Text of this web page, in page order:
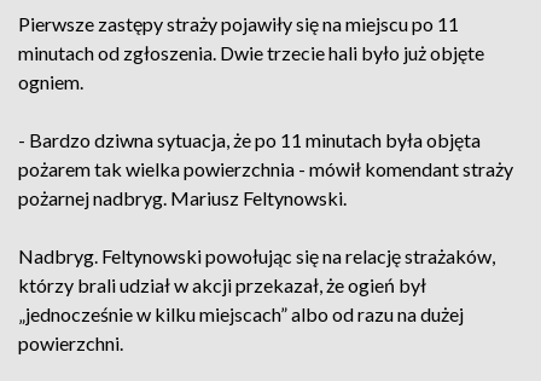
Pierwsze zastępy straży pojawiły się na miejscu po 11
minutach od zgłoszenia. Dwie trzecie hali było już objęte
ogniem.
- Bardzo dziwna sytuacja, że po 11 minutach była objęta
pożarem tak wielka powierzchnia - mówił komendant straży
pożarnej nadbryg. Mariusz Feltynowski.
Nadbryg. Feltynowski powołując się na relację strażaków,
którzy brali udział w akcji przekazał, że ogień był
„jednocześnie w kilku miejscach” albo od razu na dużej
powierzchni.